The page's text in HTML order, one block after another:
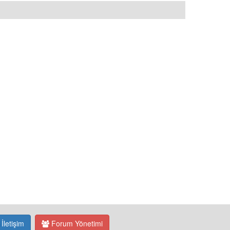
İletişim Forum Yönetimi